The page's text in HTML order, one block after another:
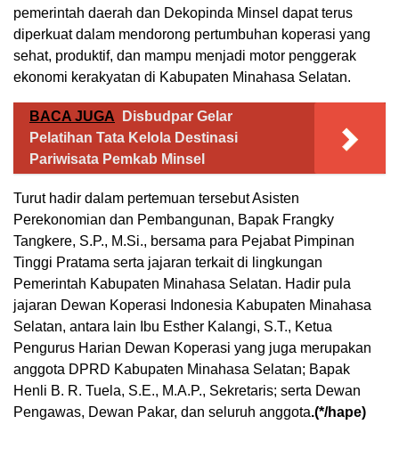
pemerintah daerah dan Dekopinda Minsel dapat terus
diperkuat dalam mendorong pertumbuhan koperasi yang
sehat, produktif, dan mampu menjadi motor penggerak
ekonomi kerakyatan di Kabupaten Minahasa Selatan.
BACA JUGA
Disbudpar Gelar
Pelatihan Tata Kelola Destinasi
Pariwisata Pemkab Minsel
Turut hadir dalam pertemuan tersebut Asisten
Perekonomian dan Pembangunan, Bapak Frangky
Tangkere, S.P., M.Si., bersama para Pejabat Pimpinan
Tinggi Pratama serta jajaran terkait di lingkungan
Pemerintah Kabupaten Minahasa Selatan. Hadir pula
jajaran Dewan Koperasi Indonesia Kabupaten Minahasa
Selatan, antara lain Ibu Esther Kalangi, S.T., Ketua
Pengurus Harian Dewan Koperasi yang juga merupakan
anggota DPRD Kabupaten Minahasa Selatan; Bapak
Henli B. R. Tuela, S.E., M.A.P., Sekretaris; serta Dewan
Pengawas, Dewan Pakar, dan seluruh anggota.(*/hape)